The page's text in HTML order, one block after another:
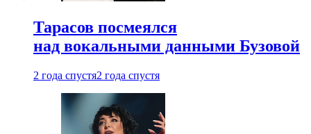
Тарасов посмеялся
над вокальными данными Бузовой
2 года спустя2 года спустя